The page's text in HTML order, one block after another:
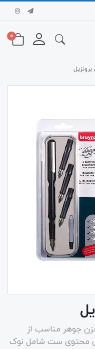
0
جوهر مناسب از
محتوی ست شامل نوک